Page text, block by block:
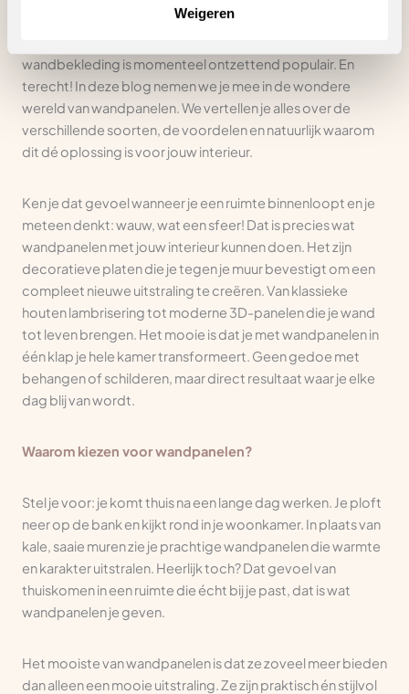
Weigeren
warme, luxe gevoel van krijgt? Grote kans dat je dan al heel
wandbekleding is momenteel ontzettend populair. En
terecht! In deze blog nemen we je mee in de wondere
wereld van wandpanelen. We vertellen je alles over de
verschillende soorten, de voordelen en natuurlijk waarom
dit dé oplossing is voor jouw interieur.
Ken je dat gevoel wanneer je een ruimte binnenloopt en je
meteen denkt: wauw, wat een sfeer! Dat is precies wat
wandpanelen met jouw interieur kunnen doen. Het zijn
decoratieve platen die je tegen je muur bevestigt om een
compleet nieuwe uitstraling te creëren. Van klassieke
houten lambrisering tot moderne 3D-panelen die je wand
tot leven brengen. Het mooie is dat je met wandpanelen in
één klap je hele kamer transformeert. Geen gedoe met
behangen of schilderen, maar direct resultaat waar je elke
dag blij van wordt.
Waarom kiezen voor wandpanelen?
Stel je voor: je komt thuis na een lange dag werken. Je ploft
neer op de bank en kijkt rond in je woonkamer. In plaats van
kale, saaie muren zie je prachtige wandpanelen die warmte
en karakter uitstralen. Heerlijk toch? Dat gevoel van
thuiskomen in een ruimte die écht bij je past, dat is wat
wandpanelen je geven.
Het mooiste van wandpanelen is dat ze zoveel meer bieden
dan alleen een mooie uitstraling. Ze zijn praktisch én stijlvol